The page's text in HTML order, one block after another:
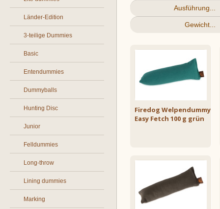
Länder-Edition
3-teilige Dummies
Basic
Entendummies
Dummyballs
Hunting Disc
Junior
Felldummies
Long-throw
Lining dummies
Marking
Ausführung...
Gewicht...
Firedog Welpendummy
Easy Fetch 100 g grün